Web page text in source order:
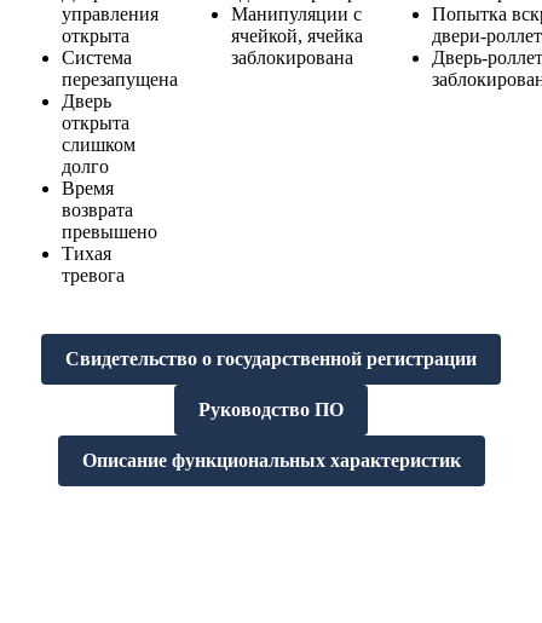
управления
открыта
Система
перезапущена
Дверь
открыта
слишком
долго
Время
возврата
превышено
Тихая
тревога
Манипуляции с
ячейкой, ячейка
заблокирована
Попытка
двери-
Дверь-
Свидетельство о государственной регистрации
Руководство ПО
Описание функциональных характеристик